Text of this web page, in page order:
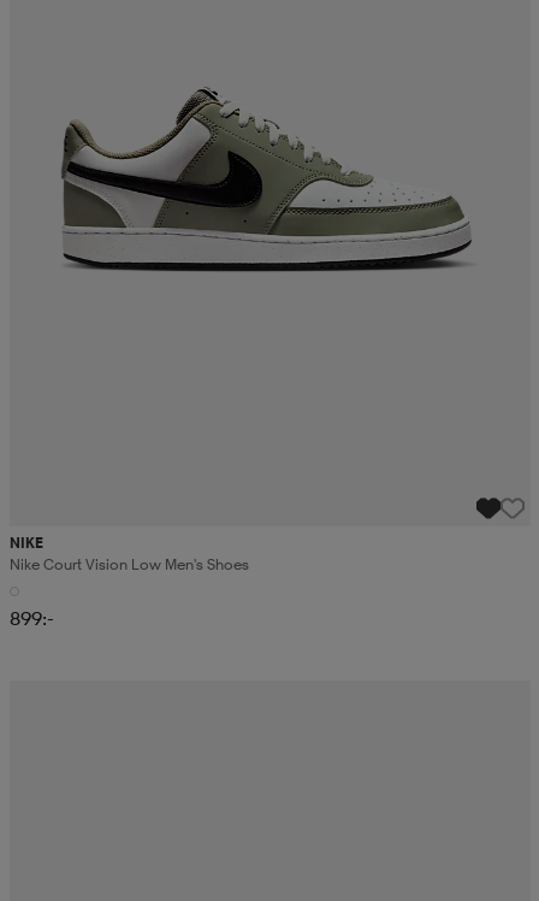
NIKE
Nike Court Vision Low Men's Shoes
899:-